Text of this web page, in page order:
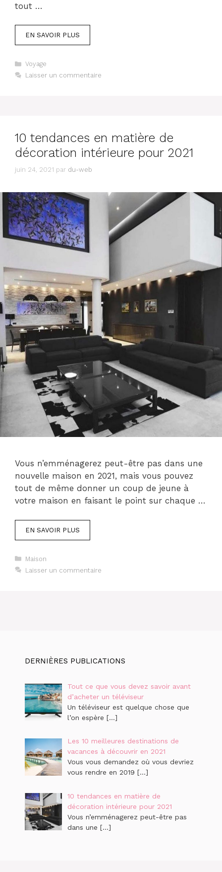
tout …
EN SAVOIR PLUS
Catégories
Voyage
Laisser un commentaire
10 tendances en matière de
décoration intérieure pour 2021
juin 24, 2021 par du-web
Vous n’emménagerez peut-être pas dans une
nouvelle maison en 2021, mais vous pouvez
tout de même donner un coup de jeune à
votre maison en faisant le point sur chaque …
EN SAVOIR PLUS
Catégories
Maison
Laisser un commentaire
DERNIÈRES PUBLICATIONS
Tout ce que vous devez savoir avant
d’acheter un téléviseur
Un téléviseur est quelque chose que
l’on espère […]
Les 10 meilleures destinations de
vacances à découvrir en 2021
Vous vous demandez où vous devriez
vous rendre en 2019 […]
10 tendances en matière de
décoration intérieure pour 2021
Vous n’emménagerez peut-être pas
dans une […]